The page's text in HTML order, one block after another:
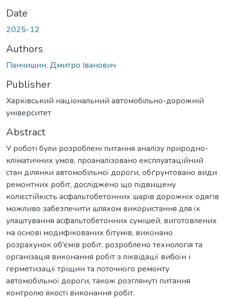
Date
2025-12
Authors
Панчишин, Дмитро Іванович
Publisher
Харківський національний автомобільно-дорожній
університет
Abstract
У роботі були розроблені питання аналізу природно-
кліматичних умов, проаналізовано експлуатаційний
стан ділянки автомобільної дороги, обґрунтовано види
ремонтних робіт, досліджено що підвищену
колієстійкість асфальтобетонних шарів дорожніх одягів
можливо забезпечити шляхом використання для їх
улаштування асфальтобетонних сумішей, виготовлених
на основі модифікованих бітумів, виконано
розрахунок об'ємів робіт, розроблено технологія та
організація виконання робіт з ліквідації вибоїн і
герметизації тріщин та поточного ремонту
автомобільної дороги, також розглянуті питання
контролю якості виконання робіт.